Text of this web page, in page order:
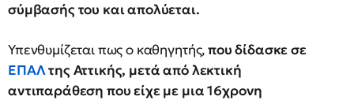
σύμβασής του και απολύεται.
Υπενθυμίζεται πως ο καθηγητής,που δίδασκε σε
ΕΠΑΛτης Αττικής, μετά από λεκτική
αντιπαράθεση που είχε με μια 16χρονη